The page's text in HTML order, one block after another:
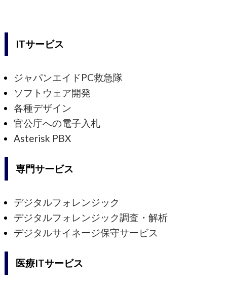
ITサービス
ジャパンエイドPC救急隊
ソフトウェア開発
各種デザイン
官公庁への電子入札
Asterisk PBX
専門サービス
デジタルフォレンジック
デジタルフォレンジック調査・解析
デジタルサイネージ保守サービス
医療ITサービス